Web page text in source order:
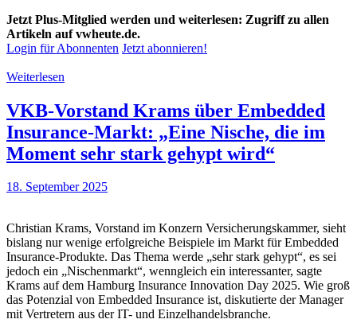
Jetzt Plus-Mitglied werden und weiterlesen: Zugriff zu allen
Artikeln auf vwheute.de.
Login für Abonnenten Jetzt abonnieren!
Weiterlesen
VKB-Vorstand Krams über Embedded
Insurance-Markt: „Eine Nische, die im
Moment sehr stark gehypt wird“
18. September 2025
Christian Krams, Vorstand im Konzern Versicherungskammer, sieht
bislang nur wenige erfolgreiche Beispiele im Markt für Embedded
Insurance-Produkte. Das Thema werde „sehr stark gehypt“, es sei
jedoch ein „Nischenmarkt“, wenngleich ein interessanter, sagte
Krams auf dem Hamburg Insurance Innovation Day 2025. Wie groß
das Potenzial von Embedded Insurance ist, diskutierte der Manager
mit Vertretern aus der IT- und Einzelhandelsbranche.